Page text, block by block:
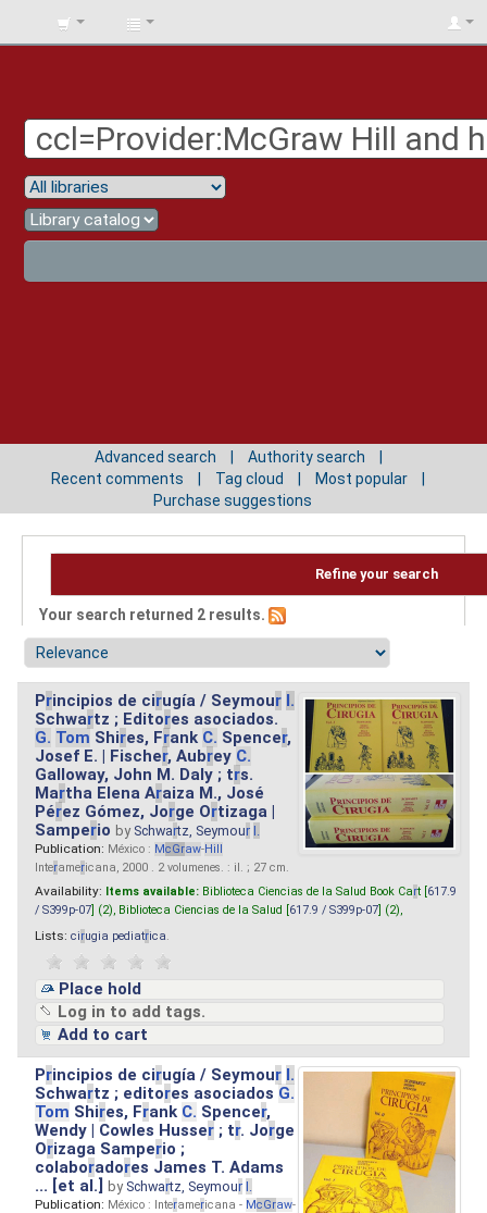
BIBLIOTECA
Advanced search
Authority search
Recent comments
Tag cloud
Most popular
Purchase suggestions
Refine your search
Your search returned 2 results.
Principios de cirugía / Seymour I.
Schwartz ; Editores asociados.
G. Tom Shires, Frank C. Spencer,
Josef E. | Fischer, Aubrey C.
Galloway, John M. Daly ; trs.
Martha Elena Araiza M., José
Pérez Gómez, Jorge Ortizaga |
Samperio by Schwartz, Seymour I.
Publication: México : McGraw-Hill
Interamericana, 2000 . 2 volumenes. : il. ; 27 cm.
Availability: Items available: Biblioteca Ciencias de la Salud Book Cart [ 617.9
/ S399p-07 ] (2), Biblioteca Ciencias de la Salud [ 617.9 / S399p-07 ] (2),
Lists: cirugia pediatrica
Place hold
Log in to add tags.
Add to cart
Principios de cirugía / Seymour I.
Schwartz ; editores asociados G.
Tom Shires, Frank C. Spencer,
Wendy | Cowles Husser ; tr. Jorge
Orizaga Samperio ;
colaboradores James T. Adams
... [et al.]by Schwartz, Seymour I.
Publication: México : Interamericana - McGraw-